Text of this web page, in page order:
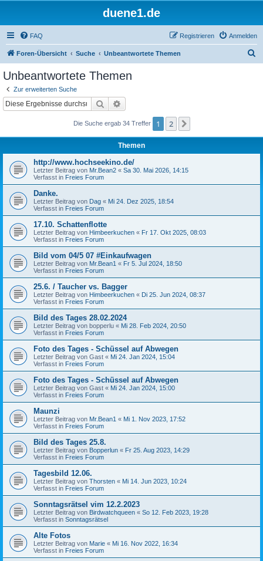
duene1.de
FAQ Anmelden
Registrieren
Foren-Übersicht Suche Unbeantwortete Themen
Unbeantwortete Themen
Zur erweiterten Suche
Suche
Die Suche ergab 34 Treffer 1 2
Themen
http://www.hochseekino.de/
Letzter Beitrag von Mr.Bean2 « Sa 30. Mai 2026, 14:15
Verfasst in Freies Forum
Danke.
Letzter Beitrag von Dag « Mi 24. Dez 2025, 18:54
Verfasst in Freies Forum
17.10. Schattenflotte
Letzter Beitrag von Himbeerkuchen « Fr 17. Okt 2025, 08:03
Verfasst in Freies Forum
Bild vom 04/5 07 #Einkaufwagen
Letzter Beitrag von Mr.Bean1 « Fr 5. Jul 2024, 18:50
Verfasst in Freies Forum
25.6. / Taucher vs. Bagger
Letzter Beitrag von Himbeerkuchen « Di 25. Jun 2024, 08:37
Verfasst in Freies Forum
Bild des Tages 28.02.2024
Letzter Beitrag von bopperlu « Mi 28. Feb 2024, 20:50
Verfasst in Freies Forum
Foto des Tages - Schüssel auf Abwegen
Letzter Beitrag von Gast « Mi 24. Jan 2024, 15:04
Verfasst in Freies Forum
Foto des Tages - Schüssel auf Abwegen
Letzter Beitrag von Gast « Mi 24. Jan 2024, 15:00
Verfasst in Freies Forum
Maunzi
Letzter Beitrag von Mr.Bean1 « Mi 1. Nov 2023, 17:52
Verfasst in Freies Forum
Bild des Tages 25.8.
Letzter Beitrag von Bopperlun « Fr 25. Aug 2023, 14:29
Verfasst in Freies Forum
Tagesbild 12.06.
Letzter Beitrag von Thorsten « Mi 14. Jun 2023, 10:24
Verfasst in Freies Forum
Sonntagsrätsel vim 12.2.2023
Letzter Beitrag von Birdwatchqueen « So 12. Feb 2023, 19:28
Verfasst in Sonntagsrätsel
Alte Fotos
Letzter Beitrag von Marie « Mi 16. Nov 2022, 16:34
Verfasst in Freies Forum